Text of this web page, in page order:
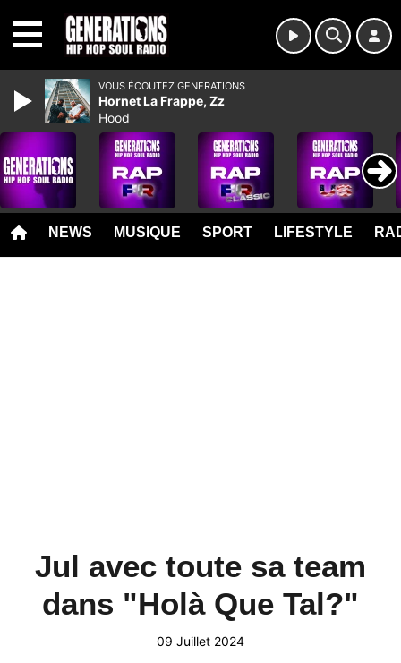
NEWS MUSIQUE SPORT LIFESTYLE
Jul avec toute sa team
dans "Holà Que Tal?"
09 Juillet 2024
VOUS ÉCOUTEZ GENERATIONS
Hornet La Frappe, Zz
Hood